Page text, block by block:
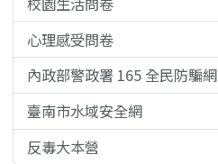
心理感受問卷
內政部警政署 165 全民防騙網
臺南市水域安全網
反毒大本營